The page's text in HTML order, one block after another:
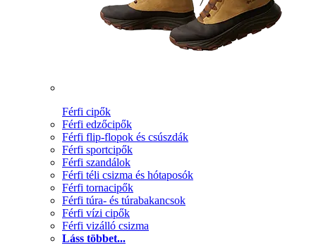
Férfi cipők
Férfi edzőcipők
Férfi flip-flopok és csúszdák
Férfi sportcipők
Férfi szandálok
Férfi téli csizma és hótaposók
Férfi tornacipők
Férfi túra- és túrabakancsok
Férfi vízi cipők
Férfi vizálló csizma
Láss többet...